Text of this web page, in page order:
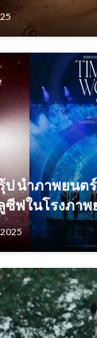
ป นำภาพยนต
ซีฟในโรงภา